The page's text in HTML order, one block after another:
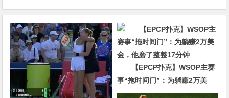
【EPCP扑克】WSOP主赛
事“拖时间门”：为躺赚2万美
金，他磨了整整17分钟